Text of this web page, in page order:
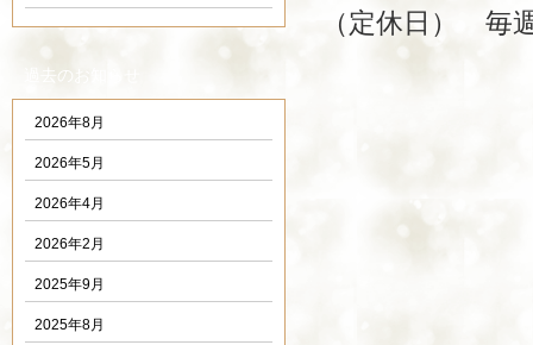
（定休日） 毎
過去のお知らせ
2026年8月
2026年5月
2026年4月
2026年2月
2025年9月
2025年8月